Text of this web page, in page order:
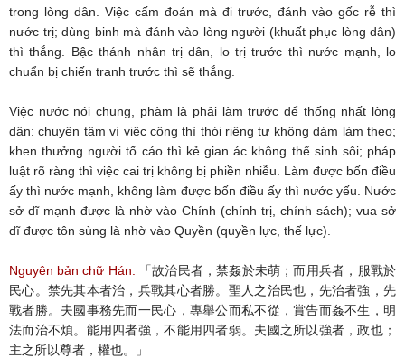
trong lòng dân. Việc cấm đoán mà đi trước, đánh vào gốc rễ thì
nước trị; dùng binh mà đánh vào lòng người (khuất phục lòng dân)
thì thắng. Bậc thánh nhân trị dân, lo trị trước thì nước mạnh, lo
chuẩn bị chiến tranh trước thì sẽ thắng.
Việc nước nói chung, phàm là phải làm trước để thống nhất lòng
dân: chuyên tâm vì việc công thì thói riêng tư không dám làm theo;
khen thưởng người tố cáo thì kẻ gian ác không thể sinh sôi; pháp
luật rõ ràng thì việc cai trị không bị phiền nhiễu. Làm được bốn điều
ấy thì nước mạnh, không làm được bốn điều ấy thì nước yếu. Nước
sở dĩ mạnh được là nhờ vào Chính (chính trị, chính sách); vua sở
dĩ được tôn sùng là nhờ vào Quyền (quyền lực, thế lực).
Nguyên bản chữ Hán:
「故治民者，禁姦於未萌；而用兵者，服戰於
民心。禁先其本者治，兵戰其心者勝。聖人之治民也，先治者強，先
戰者勝。夫國事務先而一民心，專舉公而私不從，賞告而姦不生，明
法而治不煩。能用四者強，不能用四者弱。夫國之所以強者，政也；
主之所以尊者，權也。」